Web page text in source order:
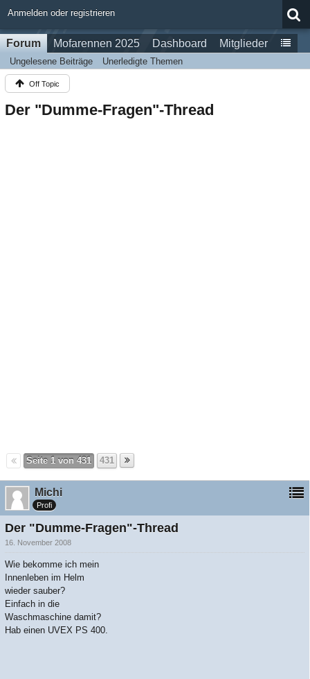
Anmelden oder registrieren
Forum Mofarennen 2025 Dashboard Mitglieder
Ungelesene Beiträge Unerledigte Themen
Off Topic
Der "Dumme-Fragen"-Thread
Seite 1 von 431 431
Michi
Profi
Der "Dumme-Fragen"-Thread
16. November 2008
Wie bekomme ich mein
Innenleben im Helm
wieder sauber?
Einfach in die
Waschmaschine damit?
Hab einen UVEX PS 400.